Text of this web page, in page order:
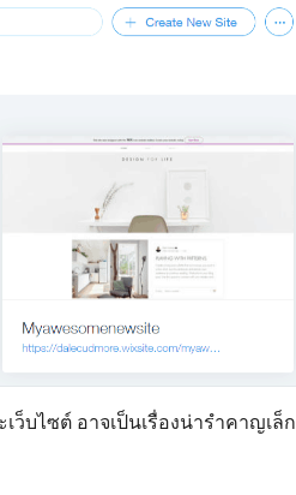
บไซต์ อาจเป็นเรื่องน่ารำคาญเล็ก